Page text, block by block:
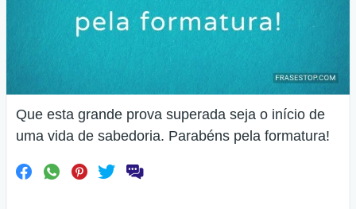
Que esta grande prova superada seja o início de
uma vida de sabedoria. Parabéns pela formatura!